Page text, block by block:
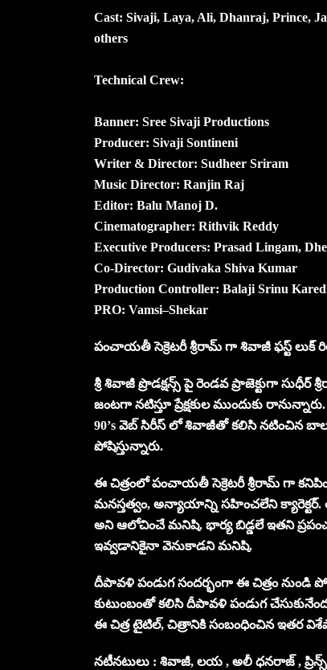
Cast: Sivaji, Laya, Ali, Dhanraj, Prince,
others
Technical Crew:
Banner: Sree Sivaji Productions
Producer: Sivaji Sontineni
Writer & Director: Sudheer Sriram
Music Director: Ranjin Raj
Editor: Balu Manoj D.
Cinematographer: Rithvik Reddy
Executive Producers: Prasad Lingam,
Co-Director: Gudivaka Shiva Kumar
Production Controller: Balaji Srinu
PRO: Vamsi–Shekar
పంచాయతీ సెక్రెటరీ శ్రీరామ్ గా శివాజీ ఫస్ట్ లుక్
శ్రీ శివాజీ ప్రొడక్షన్స్ పై రెండవ ప్రాజెక్టుగా
జంటగా నటిస్తూ ప్రేక్షకుల ముందుకు
90’s వెబ్ సిరీస్ లో శివాజీతో కలిసి నటించిన
పోషిస్తున్నారు.
ఈ చిత్రంలో పంచాయతీ సెక్రెటరీ శ్రీరామ్ గా
మనస్తత్వం, అన్యాయాన్ని సహించలేని క్యారెక్టర్.
అని ఆలోచించే మనిషి. భార్య బిడ్డలే ఇతని
ఇవ్వడానికైనా వెనుకాడని మనిషి.
దీపావళి పండుగ సందర్భంగా ఈ చిత్రం నుండి
కుటుంబంతో కలిసి దీపావళి పండుగ
ఈ చిత్ర టైటిల్, చిత్రానికి సంబంధించిన ఇతర
నటీనటులు : శివాజీ, లయ , అలీ ధనరాజ్ ,